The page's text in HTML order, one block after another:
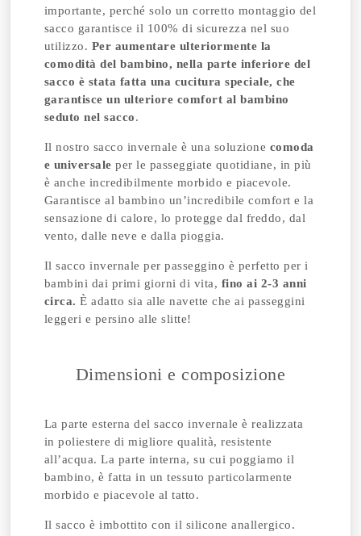
importante, perché solo un corretto montaggio del
sacco garantisce il 100% di sicurezza nel suo
utilizzo. Per aumentare ulteriormente la
comodità del bambino, nella parte inferiore del
sacco è stata fatta una cucitura speciale, che
garantisce un ulteriore comfort al bambino
seduto nel sacco.
Il nostro sacco invernale è una soluzione comoda
e universale per le passeggiate quotidiane, in più
è anche incredibilmente morbido e piacevole.
Garantisce al bambino un’incredibile comfort e la
sensazione di calore, lo protegge dal freddo, dal
vento, dalle neve e dalla pioggia.
Il sacco invernale per passeggino è perfetto per i
bambini dai primi giorni di vita, fino ai 2-3 anni
circa. È adatto sia alle navette che ai passeggini
leggeri e persino alle slitte!
Dimensioni e composizione
La parte esterna del sacco invernale è realizzata
in poliestere di migliore qualità, resistente
all’acqua. La parte interna, su cui poggiamo il
bambino, è fatta in un tessuto particolarmente
morbido e piacevole al tatto.
Il sacco è imbottito con il silicone anallergico.